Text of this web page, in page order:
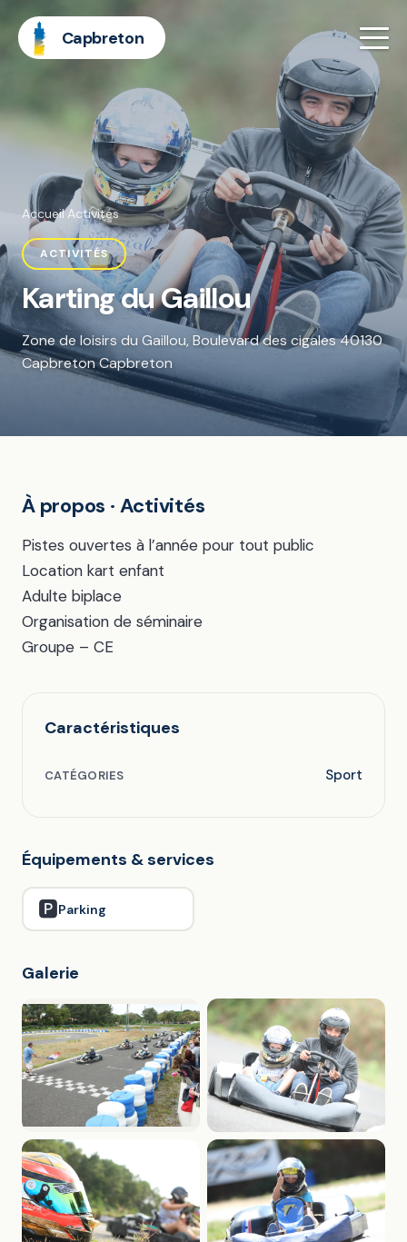
Capbreton
Accueil·Activités
ACTIVITÉS
Karting du Gaillou
Zone de loisirs du Gaillou, Boulevard des cigales 40130
Capbreton Capbreton
À propos · Activités
Pistes ouvertes à l’année pour tout public
Location kart enfant
Adulte biplace
Organisation de séminaire
Groupe – CE
Caractéristiques
CATÉGORIES Sport
Équipements & services
🅿️Parking
Galerie